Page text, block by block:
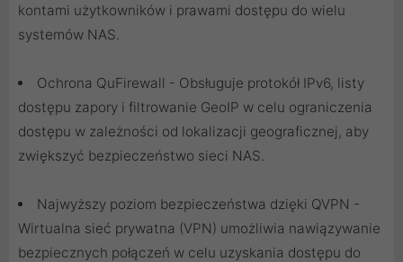
kontami użytkowników i prawami dostępu do wielu
systemów NAS.
Ochrona QuFirewall - Obsługuje protokół IPv6, listy
dostępu zapory i filtrowanie GeoIP w celu ograniczenia
dostępu w zależności od lokalizacji geograficznej, aby
zwiększyć bezpieczeństwo sieci NAS.
Najwyższy poziom bezpieczeństwa dzięki QVPN -
Wirtualna sieć prywatna (VPN) umożliwia nawiązywanie
bezpiecznych połączeń w celu uzyskania dostępu do